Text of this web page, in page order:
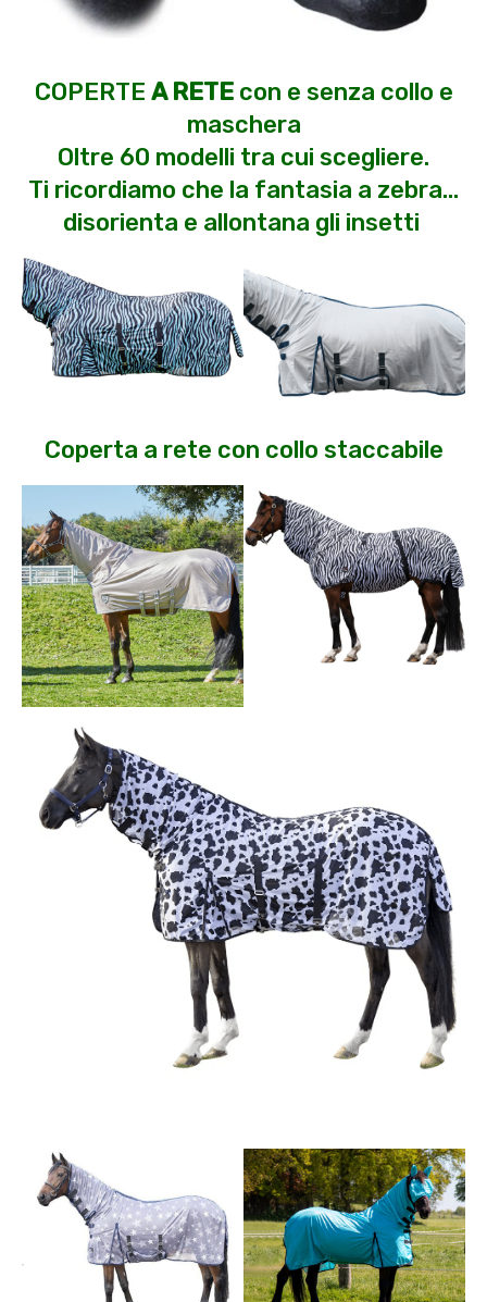
COPERTE A RETEcon e senza collo e
maschera
Oltre 60 modelli tra cui scegliere.
Ti ricordiamo che la fantasia a zebra…
disorienta e allontana gli insetti
Coperta a rete con collo staccabile